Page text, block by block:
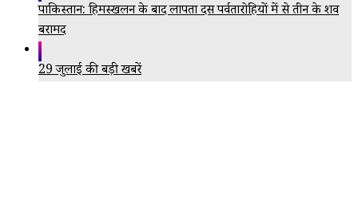
पाकिस्तान: हिमस्खलन के बाद लापता दस पर्वतारोहियों में से तीन के शव
बरामद
29 जुलाई की बड़ी खबरें